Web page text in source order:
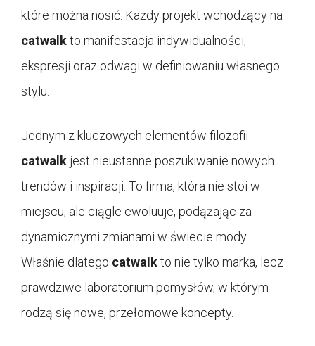
które można nosić. Każdy projekt wchodzący na
catwalkto manifestacja indywidualności,
ekspresji oraz odwagi w definiowaniu własnego
stylu.
Jednym z kluczowych elementów filozofii
catwalk jest nieustanne poszukiwanie nowych
trendów i inspiracji. To firma, która nie stoi w
miejscu, ale ciągle ewoluuje, podążając za
dynamicznymi zmianami w świecie mody.
Właśnie dlatego catwalkto nie tylko marka, lecz
prawdziwe laboratorium pomysłów, w którym
rodzą się nowe, przełomowe koncepty.